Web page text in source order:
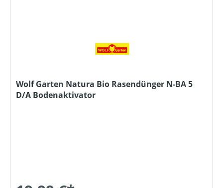
Wolf Garten Natura Bio Rasendünger N-BA 5
D/A Bodenaktivator